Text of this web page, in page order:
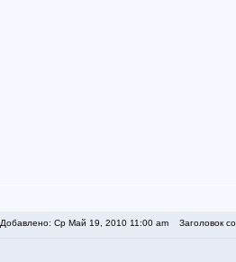
Добавлено: Ср Май 19, 2010 11:00 am Заголовок